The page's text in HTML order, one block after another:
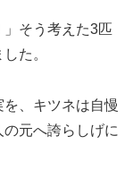
」そう考えた3匹
た。
、キツネは自慢
元へ誇らしげに